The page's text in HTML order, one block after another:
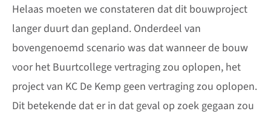
Helaas moeten we constateren dat dit bouwproject
langer duurt dan gepland. Onderdeel van
bovengenoemd scenario was dat wanneer de bouw
voor het Buurtcollege vertraging zou oplopen, het
project van KC De Kemp geen vertraging zou oplopen.
Dit betekende dat er in dat geval op zoek gegaan zou